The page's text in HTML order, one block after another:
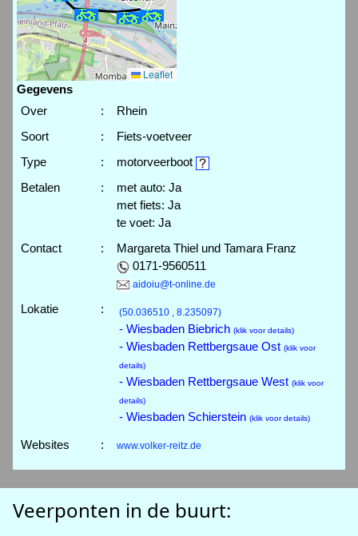
Leaflet
Gegevens
Over
:
Rhein
Soort
:
Fiets-voetveer
Type
:
motorveerboot
Betalen
:
met auto: Ja
met fiets: Ja
te voet: Ja
Contact
:
Margareta Thiel und Tamara Franz
0171-9560511
aidoiu@t-online.de
Lokatie : (50.036510 , 8.235097)
- Wiesbaden Biebrich (klik voor details)
- Wiesbaden Rettbergsaue Ost (klik voor
details)
- Wiesbaden Rettbergsaue West (klik voor
details)
- Wiesbaden Schierstein (klik voor details)
Websites : www.volker-reitz.de
Veerponten in de buurt: